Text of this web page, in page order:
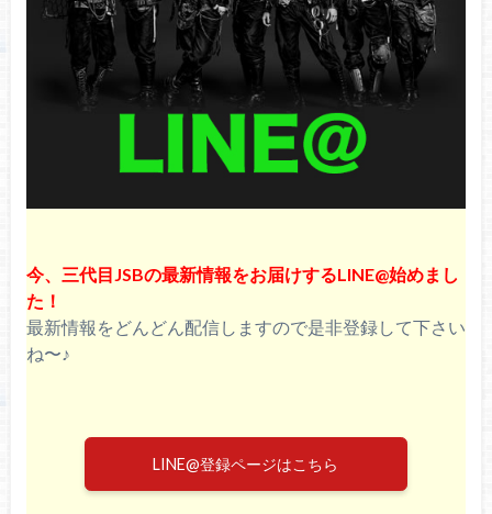
イブレポ！
登坂広臣のインスタグラム更新が止まった理
由を徹底調査！【読んで安心】
三代目J SOUL BROTHERS・今市隆二ソロラ
イブ『RYUJI IMAICHI CONCEPT LIVE 2022
今、三代目JSBの最新情報をお届けするLINE@始めまし
た！
最新情報をどんどん配信しますので是非登録して下さい
ね〜♪
LINE@登録ページはこちら